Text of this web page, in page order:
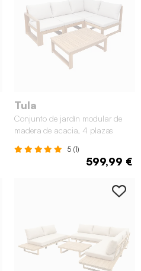
Tula
Conjunto de jardín modular de
madera de acacia, 4 plazas
5 (1)
599,99 €